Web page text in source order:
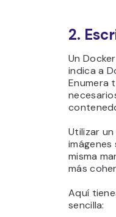
2.
Un
indica a
Enumera
Utilizar
misma
más
Aquí
sencilla: